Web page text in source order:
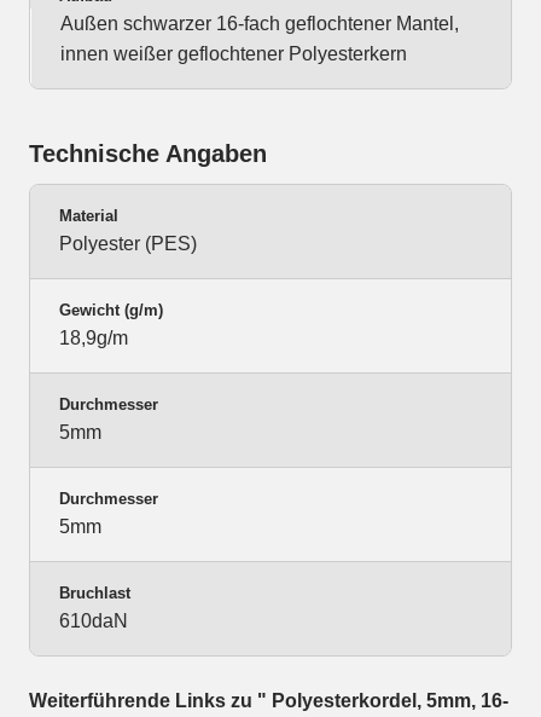
Außen schwarzer 16-fach geflochtener Mantel,
innen weißer geflochtener Polyesterkern
Technische Angaben
Material
Polyester (PES)
Gewicht (g/m)
18,9g/m
Durchmesser
5mm
Durchmesser
5mm
Bruchlast
610daN
Weiterführende Links zu " Polyesterkordel, 5mm, 16-